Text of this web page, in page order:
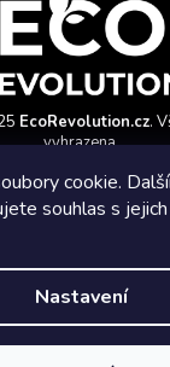
cookie.
souhlas s jejich
Nastavení
EcoRevolution.cz.
vyhrazena.
Affiliate program